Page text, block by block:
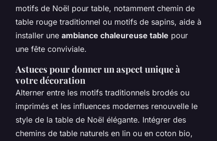
motifs de Noël pour table, notamment chemin de
table rouge traditionnel ou motifs de sapins, aide à
installer une ambiance chaleureuse table pour
une fête conviviale.
Astuces pour donner un aspect unique à
votre décoration
Alterner entre les motifs traditionnels brodés ou
imprimés et les influences modernes renouvelle le
style de la table de Noël élégante. Intégrer des
chemins de table naturels en lin ou en coton bio,